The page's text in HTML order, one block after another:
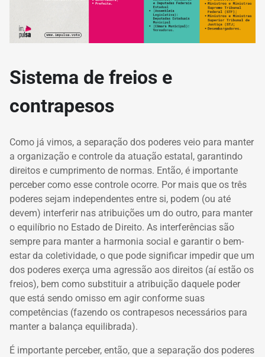
Sistema de freios e
contrapesos
Como já vimos, a separação dos poderes veio para manter
a organização e controle da atuação estatal, garantindo
direitos e cumprimento de normas. Então, é importante
perceber como esse controle ocorre. Por mais que os três
poderes sejam independentes entre si, podem (ou até
devem) interferir nas atribuições um do outro, para manter
o equilíbrio no Estado de Direito. As interferências são
sempre para manter a harmonia social e garantir o bem-
estar da coletividade, o que pode significar impedir que um
dos poderes exerça uma agressão aos direitos (aí estão os
freios), bem como substituir a atribuição daquele poder
que está sendo omisso em agir conforme suas
competências (fazendo os contrapesos necessários para
manter a balança equilibrada).
É importante perceber, então, que a separação dos poderes